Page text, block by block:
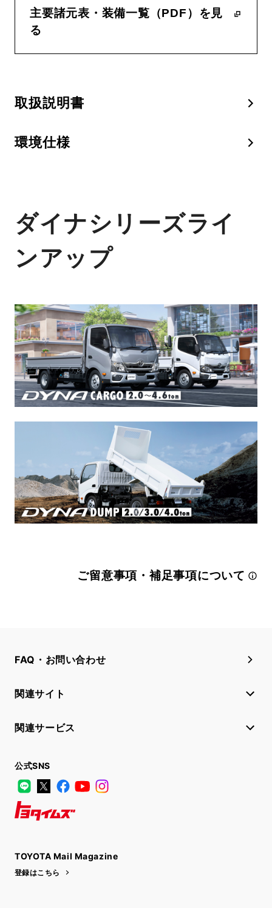
主要諸元表・装備一覧（PDF）を見
る
取扱説明書
環境仕様
ダイナシリーズライ
ンアップ
ご留意事項・補足事項について
FAQ・お問い合わせ
関連サイト
関連サービス
公式SNS
LINE
X FacebookYouTube
TOYOTA Mail Magazine
登録はこちら